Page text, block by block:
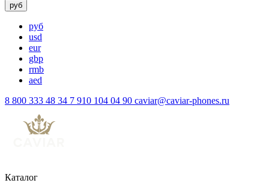
руб
руб
usd
eur
gbp
rmb
aed
8 800 333 48 34 7 910 104 04 90 caviar@caviar-phones.ru
Каталог